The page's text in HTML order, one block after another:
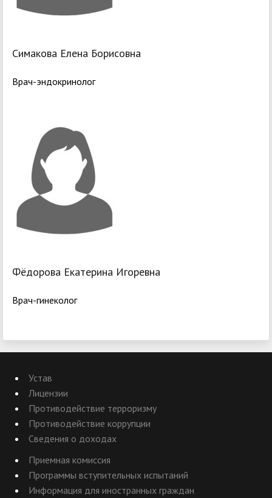
Симакова Елена Борисовна
Врач-эндокринолог
Фёдорова Екатерина Игоревна
Врач-гинеколог
Устав
Лицензии
Противодействие терроризму
Противодействие коррупции
Сведения о доходах
Приемная комиссия
Программы вступительных испытаний
Информация для иностранных граждан